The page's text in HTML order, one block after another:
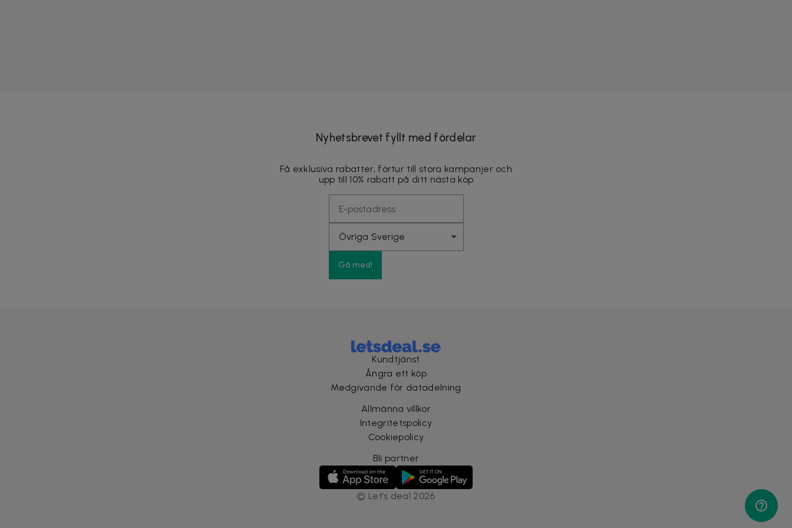
Nyhetsbrevet fyllt med fördelar
Få exklusiva rabatter, förtur till stora kampanjer och
upp till 10% rabatt på ditt nästa köp
Gå med!
Kundtjänst
Ångra ett köp
Medgivande för datadelning
Allmänna villkor
Integritetspolicy
Cookiepolicy
Bli partner
© Let’s deal 2026